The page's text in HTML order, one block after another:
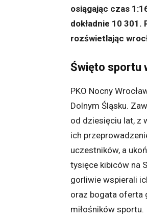
osiągając czas
dokładnie 10 301.
rozświetlając
Święto sportu
PKO Nocny
Dolnym Śląsku.
od dziesięciu lat, z
ich
uczestników, a
tysięce kibiców na
gorliwie wspierali
oraz bogata oferta
miłośników sportu.